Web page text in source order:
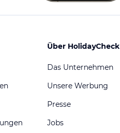
Über HolidayCheck
Das Unternehmen
Unsere Werbung
Presse
Jobs